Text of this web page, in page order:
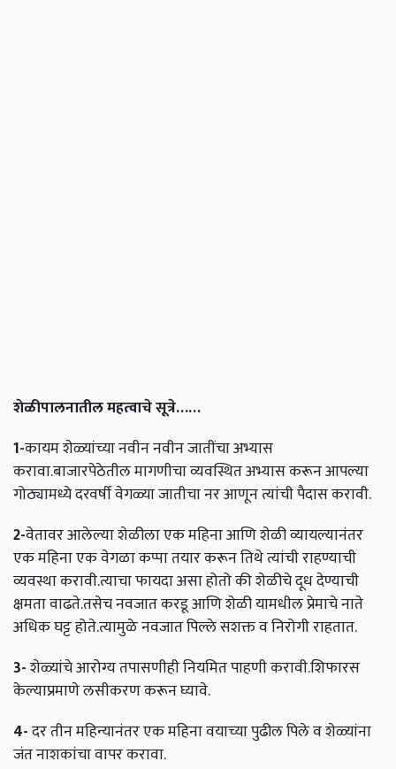
शेळीपालनातील महत्वाचे सूत्रे……
1-कायम शेळ्यांच्या नवीन नवीन जातींचा अभ्यास
करावा.बाजारपेठेतील मागणीचा व्यवस्थित अभ्यास करून आपल्या
गोठ्यामध्ये दरवर्षी वेगळ्या जातीचा नर आणून त्यांची पैदास करावी.
2-वेतावर आलेल्या शेळीला एक महिना आणि शेळी व्यायल्यानंतर
एक महिना एक वेगळा कप्पा तयार करून तिथे त्यांची राहण्याची
व्यवस्था करावी.त्याचा फायदा असा होतो की शेळीचे दूध देण्याची
क्षमता वाढते.तसेच नवजात करडू आणि शेळी यामधील प्रेमाचे नाते
अधिक घट्ट होते.त्यामुळे नवजात पिल्ले सशक्त व निरोगी राहतात.
3-शेळ्यांचे आरोग्य तपासणीही नियमित पाहणी करावी.शिफारस
केल्याप्रमाणे लसीकरण करून घ्यावे.
4-दर तीन महिन्यानंतर एक महिना वयाच्या पुढील पिले व शेळ्यांना
जंत नाशकांचा वापर करावा.